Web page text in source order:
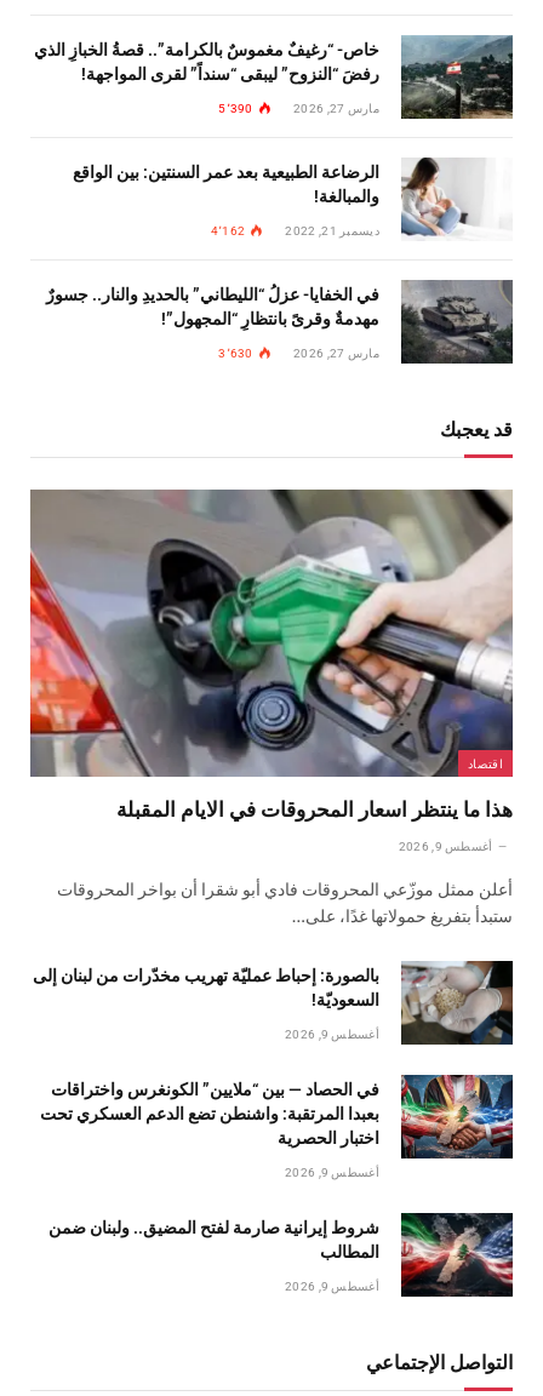
خاص- “رغيفٌ مغموسٌ بالكرامة”.. قصةُ الخبازِ الذي
رفضَ “النزوح” ليبقى “سنداً” لقرى المواجهة!
مارس 27, 2026 5٬390
الرضاعة الطبيعية بعد عمر السنتين: بين الواقع
والمبالغة!
ديسمبر 21, 2022 4٬162
في الخفايا- عزلُ “الليطاني” بالحديدِ والنار.. جسورٌ
مهدمةٌ وقرىً بانتظارِ “المجهول”!
مارس 27, 2026 3٬630
قد يعجبك
اقتصاد
هذا ما ينتظر اسعار المحروقات في الايام المقبلة
أغسطس 9, 2026
أعلن ممثل موزّعي المحروقات فادي أبو شقرا أن بواخر المحروقات
ستبدأ بتفريغ حمولاتها غدًا، على…
بالصورة: إحباط عمليّة تهريب مخدّرات من لبنان إلى
السعوديّة!
أغسطس 9, 2026
في الحصاد — بين “ملايين” الكونغرس واختراقات
بعبدا المرتقبة: واشنطن تضع الدعم العسكري تحت
اختبار الحصرية
أغسطس 9, 2026
شروط إيرانية صارمة لفتح المضيق.. ولبنان ضمن
المطالب
أغسطس 9, 2026
التواصل الإجتماعي